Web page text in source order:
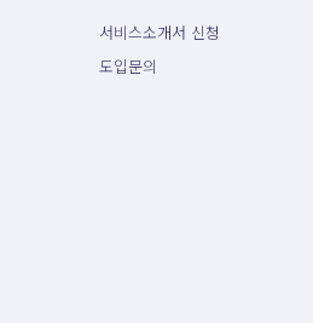
서비스소개서 신청
도입문의